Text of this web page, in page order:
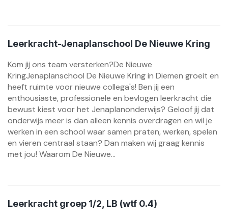
Leerkracht-Jenaplanschool De Nieuwe Kring
Kom jij ons team versterken?De Nieuwe
KringJenaplanschool De Nieuwe Kring in Diemen groeit en
heeft ruimte voor nieuwe collega's! Ben jij een
enthousiaste, professionele en bevlogen leerkracht die
bewust kiest voor het Jenaplanonderwijs? Geloof jij dat
onderwijs meer is dan alleen kennis overdragen en wil je
werken in een school waar samen praten, werken, spelen
en vieren centraal staan? Dan maken wij graag kennis
met jou! Waarom De Nieuwe...
Leerkracht groep 1/2, LB (wtf 0.4)